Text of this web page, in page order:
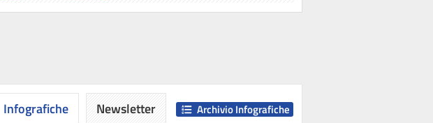
Infografiche Archivio Infografiche
Newsletter